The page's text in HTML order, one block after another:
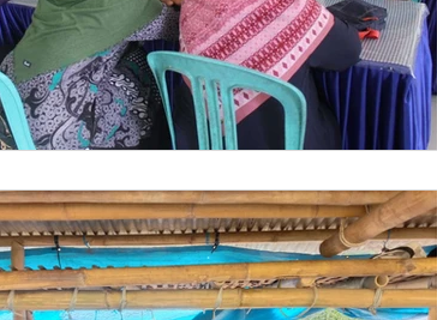
Tabloid Post Formats